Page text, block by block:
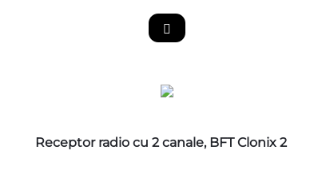
Receptor radio cu 2 canale, BFT Clonix 2